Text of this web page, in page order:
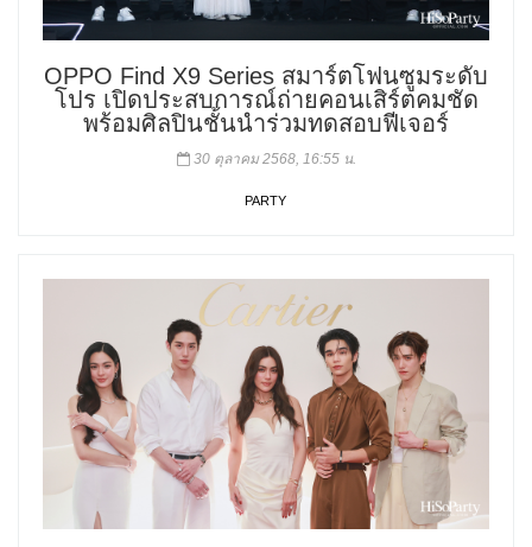
OPPO Find X9 Series สมาร์ตโฟนซูมระดับ
โปร เปิดประสบการณ์ถ่ายคอนเสิร์ตคมชัด
พร้อมศิลปินชั้นนำร่วมทดสอบฟีเจอร์
30 ตุลาคม 2568, 16:55 น.
PARTY